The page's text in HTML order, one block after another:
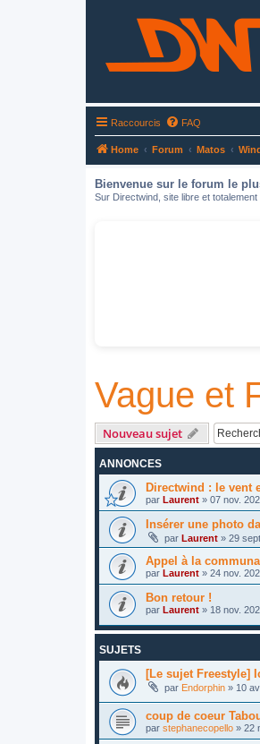
Raccourcis FAQ
Home Forum Matos
Bienvenue sur le forum le
Sur Directwind, site libre et
Vague et
Nouveau sujet
ANNONCES
Directwind : le vent
par Laurent » 07 nov.
Insérer une photo
par Laurent » 29
Appel à la
par Laurent » 24 nov.
Bon retour !
par Laurent » 18 nov.
SUJETS
[Le sujet Freestyle]
par Endorphin » 10
coup de coeur
par stephanecopello » 22